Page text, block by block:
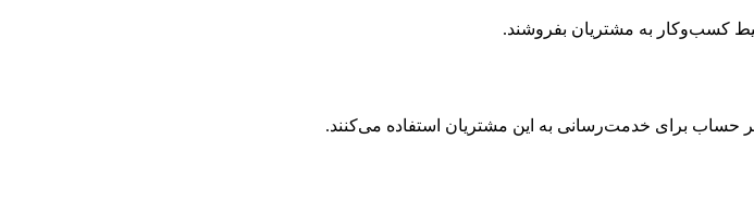
کسب‌وکار به مشتریان بفروشند.
حساب برای خدمت‌رسانی به این مشتریان استفاده می‌کنند.